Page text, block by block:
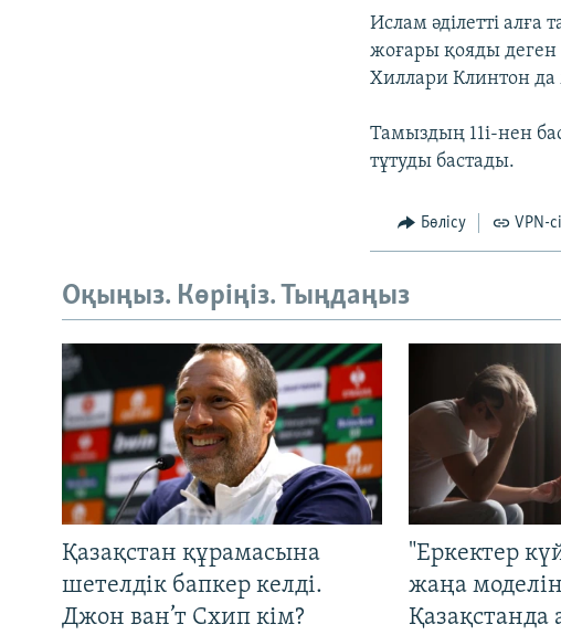
Ислам әділетті алға
жоғары қояды
Хиллари Клинтон
Тамыздың 11і-нен
тұтуды бастады.
Бөлісу VPN-
Оқыңыз. Көріңіз. Тыңдаңыз
Қазақстан құрамасына
шетелдік бапкер келді.
Джон ван’т Схип кім?
"Еркектер
жаңа
Қазақстанда